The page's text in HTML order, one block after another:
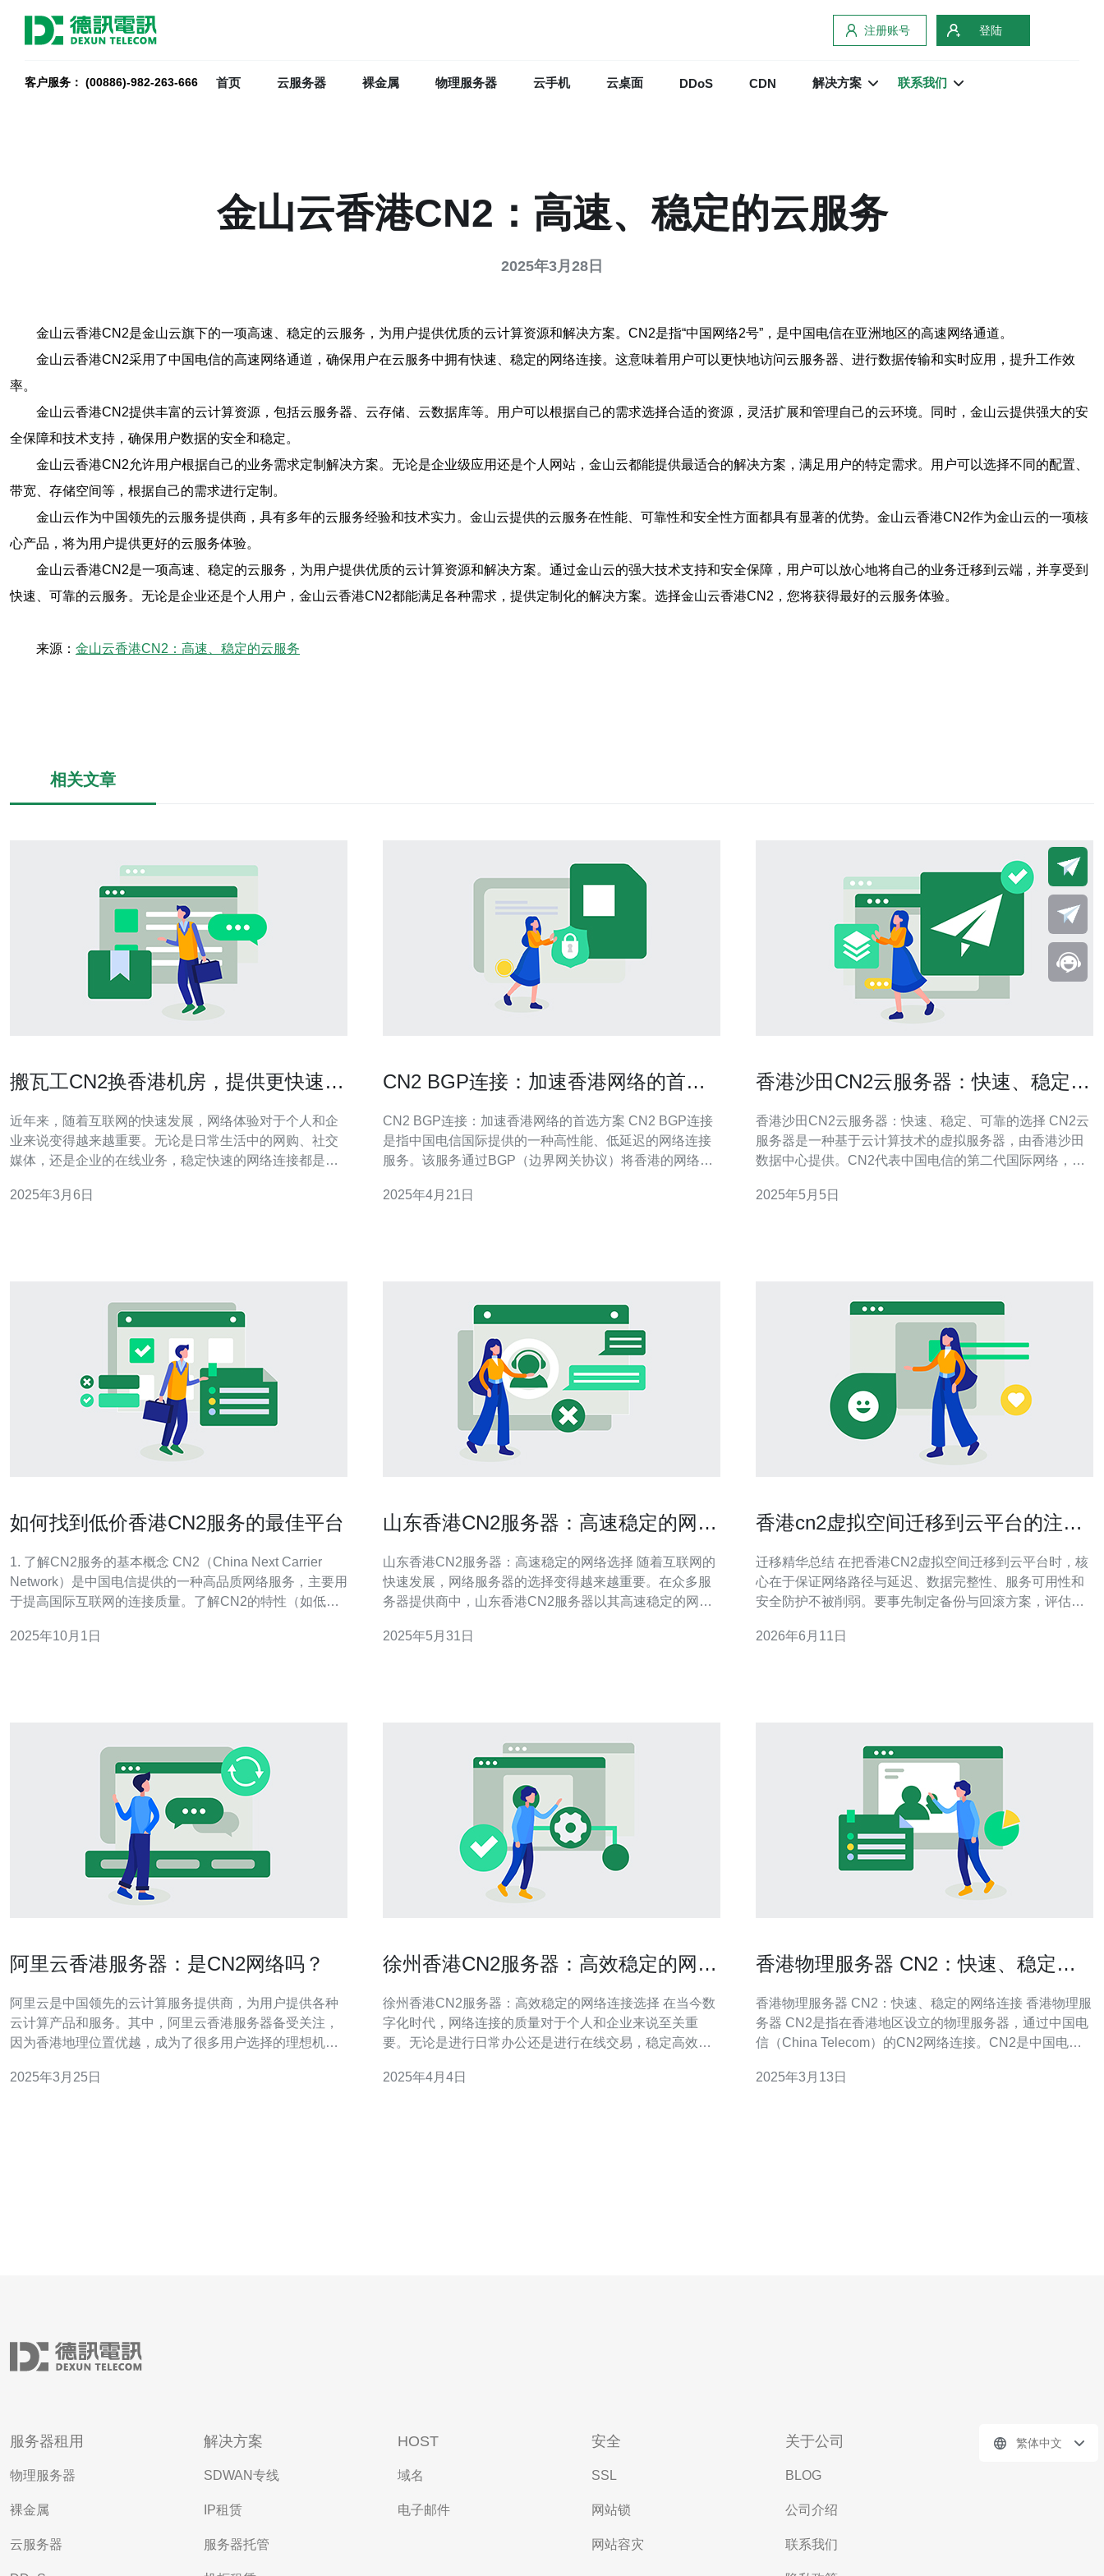
注册账号 登陆
客户服务： (00886)-982-263-666 首页 云服务器 裸金属 物理服务器 云手机 云桌面 DDoS CDN 解决方案 联系我们
金山云香港CN2：高速、稳定的云服务
2025年3月28日
金山云香港CN2是金山云旗下的一项高速、稳定的云服务，为用户提供优质的云计算资源和解决方案。CN2是指“中国网络2号”，是中国电信在亚洲地区的高速网络通道。
金山云香港CN2采用了中国电信的高速网络通道，确保用户在云服务中拥有快速、稳定的网络连接。这意味着用户可以更快地访问云服务器、进行数据传输和实时应用，提升工作效
率。
金山云香港CN2提供丰富的云计算资源，包括云服务器、云存储、云数据库等。用户可以根据自己的需求选择合适的资源，灵活扩展和管理自己的云环境。同时，金山云提供强大的安
全保障和技术支持，确保用户数据的安全和稳定。
金山云香港CN2允许用户根据自己的业务需求定制解决方案。无论是企业级应用还是个人网站，金山云都能提供最适合的解决方案，满足用户的特定需求。用户可以选择不同的配置、
带宽、存储空间等，根据自己的需求进行定制。
金山云作为中国领先的云服务提供商，具有多年的云服务经验和技术实力。金山云提供的云服务在性能、可靠性和安全性方面都具有显著的优势。金山云香港CN2作为金山云的一项核
心产品，将为用户提供更好的云服务体验。
金山云香港CN2是一项高速、稳定的云服务，为用户提供优质的云计算资源和解决方案。通过金山云的强大技术支持和安全保障，用户可以放心地将自己的业务迁移到云端，并享受到
快速、可靠的云服务。无论是企业还是个人用户，金山云香港CN2都能满足各种需求，提供定制化的解决方案。选择金山云香港CN2，您将获得最好的云服务体验。
来源： 金山云香港CN2：高速、稳定的云服务
相关文章
搬瓦工CN2换香港机房，提供更快速稳
近年来，随着互联网的快速发展，网络体验对于个人和企
业来说变得越来越重要。无论是日常生活中的网购、社交
媒体，还是企业的在线业务，稳定快速的网络连接都是必
满足用户对于网络体验的需求，近期推出了CN2换香港机
2025年3月6日
CN2 BGP连接：加速香港网络的首选
CN2 BGP连接：加速香港网络的首选方案 CN2 BGP连接
是指中国电信国际提供的一种高性能、低延迟的网络连接
服务。该服务通过BGP（边界网关协议）将香港的网络连
1. 高性能：CN2 BGP连接提供了高带宽和低延迟的网络连
2025年4月21日
香港沙田CN2云服务器：快速、稳定、
香港沙田CN2云服务器：快速、稳定、可靠的选择 CN2云
服务器是一种基于云计算技术的虚拟服务器，由香港沙田
数据中心提供。CN2代表中国电信的第二代国际网络，它
2025年5月5日
如何找到低价香港CN2服务的最佳平台
1. 了解CN2服务的基本概念 CN2（China Next Carrier
Network）是中国电信提供的一种高品质网络服务，主要用
于提高国际互联网的连接质量。了解CN2的特性（如低延
确定需求 在寻找低价香港CN2服务之前，首先要明确自己
2025年10月1日
山东香港CN2服务器：高速稳定的网络
山东香港CN2服务器：高速稳定的网络选择 随着互联网的
快速发展，网络服务器的选择变得越来越重要。在众多服
务器提供商中，山东香港CN2服务器以其高速稳定的网络
港CN2服务器采用了先进的网络技术，拥有高速连接，可
2025年5月31日
香港cn2虚拟空间迁移到云平台的注意
迁移精华总结 在把香港CN2虚拟空间迁移到云平台时，核
心在于保证网络路径与延迟、数据完整性、服务可用性和
安全防护不被削弱。要事先制定备份与回滚方案，评估云
划域名与DNS切换窗口，同时部署CDN加速和DDoS防御
2026年6月11日
阿里云香港服务器：是CN2网络吗？
阿里云是中国领先的云计算服务提供商，为用户提供各种
云计算产品和服务。其中，阿里云香港服务器备受关注，
因为香港地理位置优越，成为了很多用户选择的理想机
量产生了疑问，特别是关于是否使用CN2网络的问题。
2025年3月25日
徐州香港CN2服务器：高效稳定的网络
徐州香港CN2服务器：高效稳定的网络连接选择 在当今数
字化时代，网络连接的质量对于个人和企业来说至关重
要。无论是进行日常办公还是进行在线交易，稳定高效的
州香港CN2服务器作为一种高效稳定的网络连接选择，成
2025年4月4日
香港物理服务器 CN2：快速、稳定的
香港物理服务器 CN2：快速、稳定的网络连接 香港物理服
务器 CN2是指在香港地区设立的物理服务器，通过中国电
信（China Telecom）的CN2网络连接。CN2是中国电信
2025年3月13日
服务器租用
物理服务器
裸金属
云服务器
解决方案
SDWAN专线
IP租赁
服务器托管
HOST
域名
电子邮件
安全
SSL
网站锁
网站容灾
关于公司
BLOG
公司介绍
联系我们
繁体中文